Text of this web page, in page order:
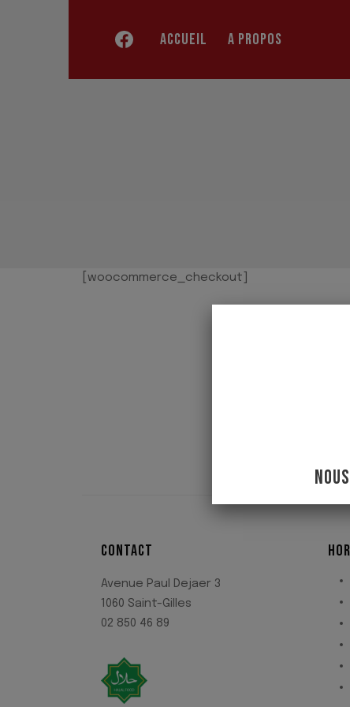
ACCUEIL A PROPOS
[woocommerce_checkout]
CONTACT
Avenue Paul Dejaer 3
1060 Saint-Gilles
02 850 46 89